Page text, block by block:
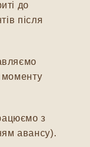
до
після
моменту
з
авансу).